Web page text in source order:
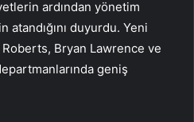
ardından yönetim
duyurdu. Yeni
Bryan Lawrence ve
geniş